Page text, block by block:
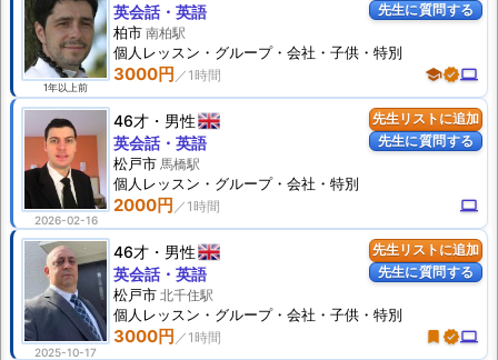
先生に質問する
1年以上前
3000円 schoolverifiedcomputer
英会話・英語
柏市 南柏駅
個人 レッスン ・グループ・会社・子供・特別
先生リストに追加
先生に質問する
2026-02-16
46才 男性
2000円 computer
英会話・英語
松戸市 馬橋駅
個人 レッスン ・グループ・会社・特別
先生リストに追加
先生に質問する
2025-10-17
46才 男性
3000円 turned_inverifiedcomputer
英会話・英語
松戸市 北千住駅
個人 レッスン ・グループ・会社・子供・特別